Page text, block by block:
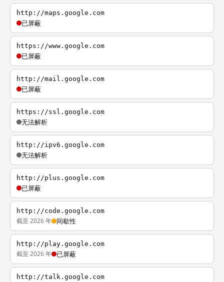
http://maps.google.com
已屏蔽
https://www.google.com
已屏蔽
http://mail.google.com
已屏蔽
https://ssl.google.com
无法解析
http://ipv6.google.com
无法解析
http://plus.google.com
已屏蔽
http://code.google.com
截至 2026 年 间歇性
http://play.google.com
截至 2026 年 已屏蔽
http://talk.google.com